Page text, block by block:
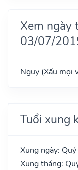
Xem ngày
03/07/
Nguy (Xấu mọi
Tuổi xung
Xung ngày:
Xung tháng: